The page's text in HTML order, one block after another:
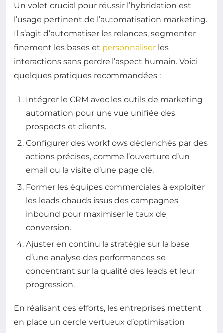
Un volet crucial pour réussir l’hybridation est
l’usage pertinent de l’automatisation marketing.
Il s’agit d’automatiser les relances, segmenter
finement les bases et personnaliser les
interactions sans perdre l’aspect humain. Voici
quelques pratiques recommandées :
Intégrer le CRM avec les outils de marketing
automation pour une vue unifiée des
prospects et clients.
Configurer des workflows déclenchés par des
actions précises, comme l’ouverture d’un
email ou la visite d’une page clé.
Former les équipes commerciales à exploiter
les leads chauds issus des campagnes
inbound pour maximiser le taux de
conversion.
Ajuster en continu la stratégie sur la base
d’une analyse des performances se
concentrant sur la qualité des leads et leur
progression.
En réalisant ces efforts, les entreprises mettent
en place un cercle vertueux d’optimisation